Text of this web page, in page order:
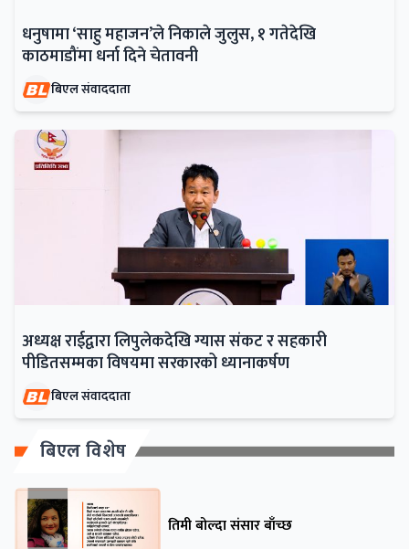
धनुषामा ‘साहु महाजन’ले निकाले जुलुस, १ गतेदेखि
काठमाडौंमा धर्ना दिने चेतावनी
बिएल संवाददाता
अध्यक्ष राईद्वारा लिपुलेकदेखि ग्यास संकट र सहकारी
पीडितसम्मका विषयमा सरकारको ध्यानाकर्षण
बिएल संवाददाता
बिएल विशेष
तिमी बोल्दा संसार बाँच्छ